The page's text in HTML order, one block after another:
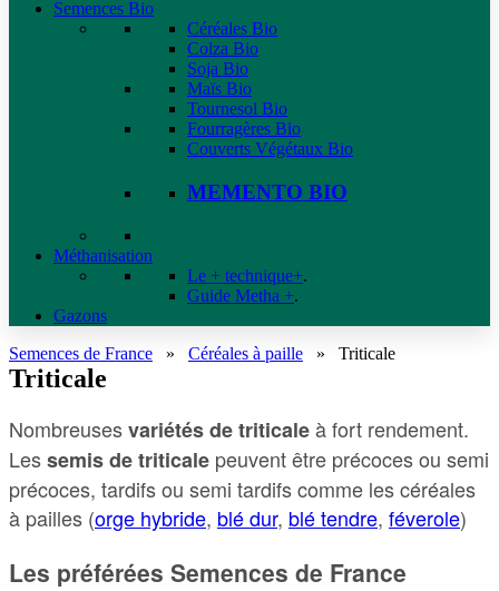
Semences Bio
Céréales Bio
Colza Bio
Soja Bio
Maïs Bio
Tournesol Bio
Fourragères Bio
Couverts Végétaux Bio
MEMENTO BIO
Méthanisation
Le + technique+.
Guide Metha +.
Gazons
Semences de France » Céréales à paille » Triticale
Triticale
Nombreusesvariétés de triticaleà fort rendement.
Lessemis de triticale peuvent être précoces ou semi
précoces, tardifs ou semi tardifs comme les céréales
à pailles (orge hybride, blé dur, blé tendre, féverole)
Les préférées Semences de France